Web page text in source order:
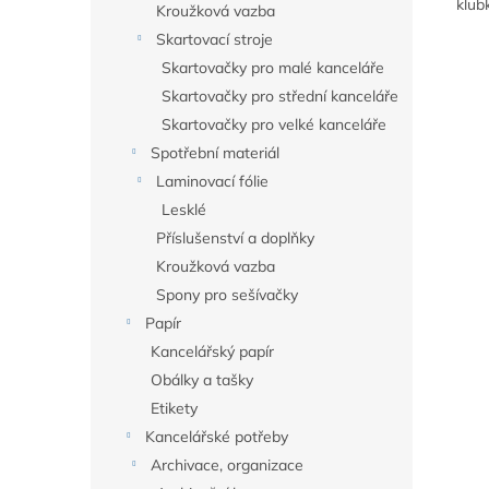
Kroužková vazba
Skartovací stroje
Skartovačky pro malé kanceláře
Skartovačky pro střední kanceláře
Skartovačky pro velké kanceláře
Spotřební materiál
Laminovací fólie
Lesklé
Příslušenství a doplňky
Kroužková vazba
Spony pro sešívačky
Papír
Kancelářský papír
Obálky a tašky
Etikety
Kancelářské potřeby
Archivace, organizace